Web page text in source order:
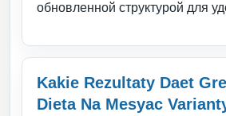
обновленной структурой для
Kakie Rezultaty Daet
Dieta Na Mesyac